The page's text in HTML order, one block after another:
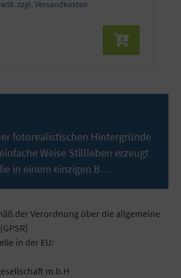
zzgl. Versandkosten
fotorealistischen Hintergründe
Weise Stillleben erzeugt
in einem einzigen B…
der Verordnung über die allgemeine
in der EU:
m.b.H